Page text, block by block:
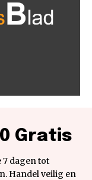
Gratis
dagen tot
Handel veilig en